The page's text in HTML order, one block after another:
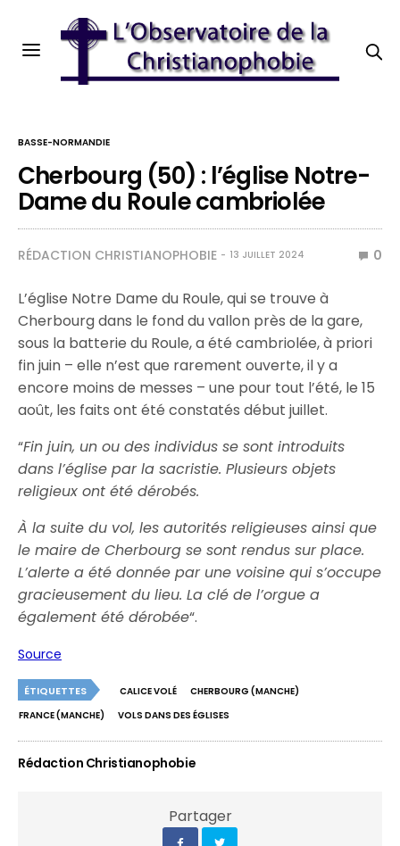
BASSE-NORMANDIE
Cherbourg (50) : l’église Notre-
Dame du Roule cambriolée
RÉDACTION CHRISTIANOPHOBIE 13 JUILLET 2024 0
L’église Notre Dame du Roule, qui se trouve à
Cherbourg dans le fond du vallon près de la gare,
sous la batterie du Roule, a été cambriolée, à priori
fin juin – elle n’est que rarement ouverte, il y a
encore moins de messes – une pour tout l’été, le 15
août, les faits ont été constatés début juillet.
“Fin juin, un ou des individus se sont introduits
dans l’église par la sacristie. Plusieurs objets
religieux ont été dérobés.
À la suite du vol, les autorités religieuses ainsi que
le maire de Cherbourg se sont rendus sur place.
L’alerte a été donnée par une voisine qui s’occupe
gracieusement du lieu. La clé de l’orgue a
également été dérobée“.
Source
ÉTIQUETTES CALICE VOLÉ
CHERBOURG (MANCHE)
FRANCE (MANCHE)
VOLS DANS DES ÉGLISES
Rédaction Christianophobie
Partager